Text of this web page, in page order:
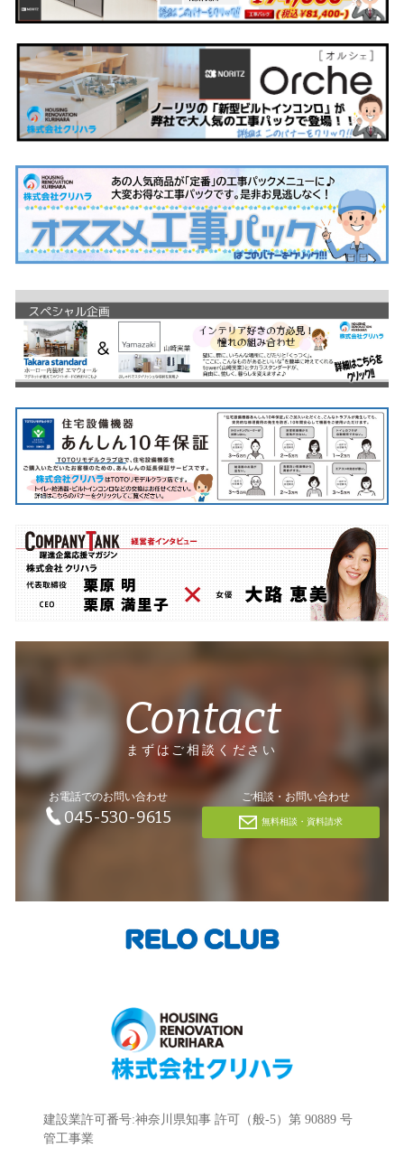
Contact
まずはご相談ください
お電話でのお問い合わせ
045-530-9615
ご相談・お問い合わせ
無料相談・資料請求
建設業許可番号:神奈川県知事 許可（般-5）第 90889 号
管工事業